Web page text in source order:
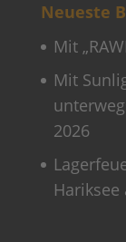
Neueste
Mit
Mit
2026
Hariksee